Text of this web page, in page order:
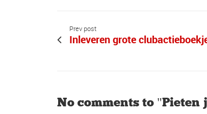
Prev post
Inleveren grote
No comments to "Pieten